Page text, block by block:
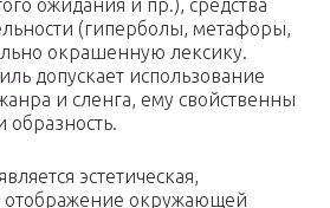
ожидания и пр.), средства
(гиперболы, метафоры,
окрашенную лексику.
допускает использование
и сленга, ему свойственны
образность.
эстетическая,
окружающей